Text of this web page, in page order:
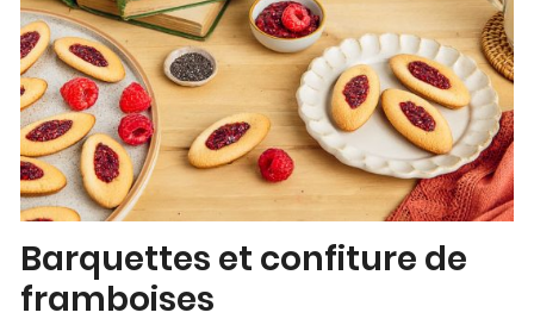
Barquettes et confiture de
framboises